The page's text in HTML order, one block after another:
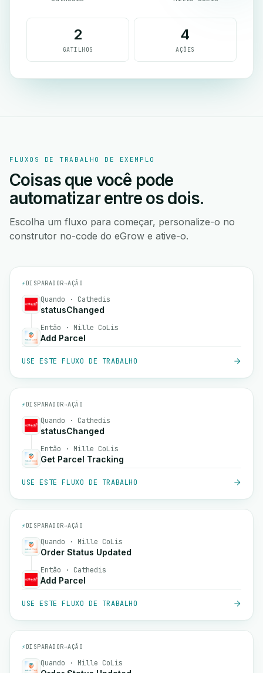
2
GATILHOS
4
AÇÕES
FLUXOS DE TRABALHO DE EXEMPLO
Coisas que você pode
automatizar entre os dois.
Escolha um fluxo para começar, personalize-o no
construtor no-code do eGrow e ative-o.
⚡ DISPARADOR→AÇÃO
Quando · Cathedis
statusChanged
Então · Mille CoLis
Add Parcel
USE ESTE FLUXO DE TRABALHO
⚡ DISPARADOR→AÇÃO
Quando · Cathedis
statusChanged
Então · Mille CoLis
Get Parcel Tracking
USE ESTE FLUXO DE TRABALHO
⚡ DISPARADOR→AÇÃO
Quando · Mille CoLis
Order Status Updated
Então · Cathedis
Add Parcel
USE ESTE FLUXO DE TRABALHO
⚡ DISPARADOR→AÇÃO
Quando · Mille CoLis